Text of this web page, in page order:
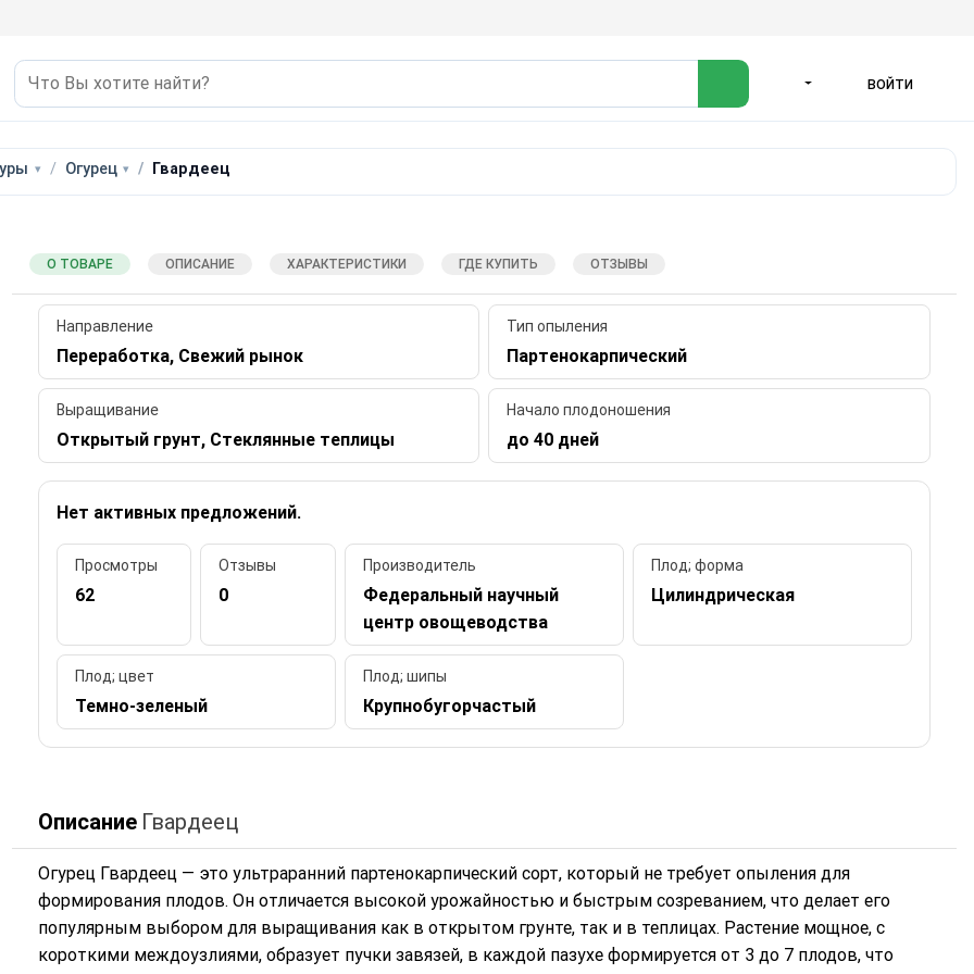
ВОЙТИ
Огурец Гвардеец
О ТОВАРЕ ОПИСАНИЕ ХАРАКТЕРИСТИКИ ГДЕ КУПИТЬ ОТЗЫВЫ
Направление
Переработка, Свежий рынок
Тип опыления
Партенокарпический
Выращивание
Открытый грунт, Стеклянные теплицы
Начало плодоношения
до 40 дней
Нет активных предложений.
Просмотры
62
Отзывы
0
Производитель
Федеральный научный
центр овощеводства
Плод; форма
Цилиндрическая
Плод; цвет
Темно-зеленый
Плод; шипы
Крупнобугорчастый
Описание Гвардеец
Огурец Гвардеец — это ультраранний партенокарпический сорт, который не требует опыления для
формирования плодов. Он отличается высокой урожайностью и быстрым созреванием, что делает его
популярным выбором для выращивания как в открытом грунте, так и в теплицах. Растение мощное, с
короткими междоузлиями, образует пучки завязей, в каждой пазухе формируется от 3 до 7 плодов, что